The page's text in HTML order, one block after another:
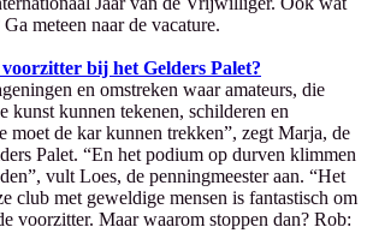
meteen naar de vacature.
bij het Gelders Palet?
en omstreken waar amateurs, die
kunst kunnen tekenen, schilderen en
moet de kar kunnen trekken”, zegt Marja, de
Palet. “En het podium op durven klimmen
vult Loes, de penningmeester aan. “Het
club met geweldige mensen is fantastisch om
voorzitter. Maar waarom stoppen dan? Rob: